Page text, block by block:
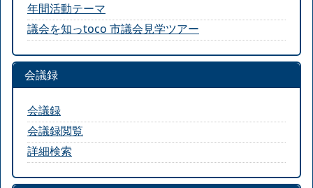
年間活動テーマ
議会を知っtoco 市議会見学ツアー
会議録
会議録
会議録閲覧
詳細検索